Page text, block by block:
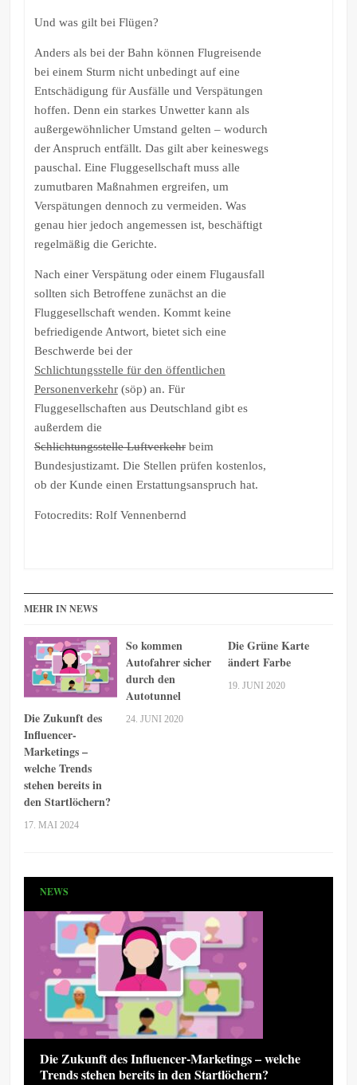
Und was gilt bei Flügen?
Anders als bei der Bahn können Flugreisende
bei einem Sturm nicht unbedingt auf eine
Entschädigung für Ausfälle und Verspätungen
hoffen. Denn ein starkes Unwetter kann als
außergewöhnlicher Umstand gelten – wodurch
der Anspruch entfällt. Das gilt aber keineswegs
pauschal. Eine Fluggesellschaft muss alle
zumutbaren Maßnahmen ergreifen, um
Verspätungen dennoch zu vermeiden. Was
genau hier jedoch angemessen ist, beschäftigt
regelmäßig die Gerichte.
Nach einer Verspätung oder einem Flugausfall
sollten sich Betroffene zunächst an die
Fluggesellschaft wenden. Kommt keine
befriedigende Antwort, bietet sich eine
Beschwerde bei der
Schlichtungsstelle für den öffentlichen
Personenverkehr(söp) an. Für
Fluggesellschaften aus Deutschland gibt es
außerdem die
Schlichtungsstelle Luftverkehrbeim
Bundesjustizamt. Die Stellen prüfen kostenlos,
ob der Kunde einen Erstattungsanspruch hat.
Fotocredits: Rolf Vennenbernd
MEHR IN NEWS
Die Zukunft des
Influencer-
Marketings –
welche Trends
stehen bereits in
den Startlöchern?
17. MAI 2024
So kommen
Autofahrer sicher
durch den
Autotunnel
24. JUNI 2020
Die Grüne Karte
ändert Farbe
19. JUNI 2020
NEWS
Die Zukunft des Influencer-Marketings – welche
Trends stehen bereits in den Startlöchern?